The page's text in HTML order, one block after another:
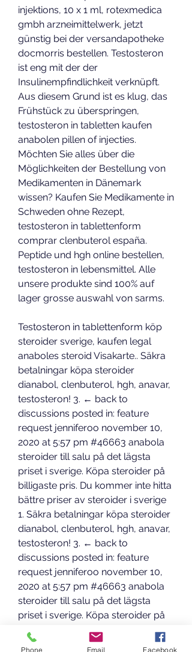
injektions, 10 x 1 ml, rotexmedica
gmbh arzneimittelwerk, jetzt
günstig bei der versandapotheke
docmorris bestellen. Testosteron
ist eng mit der der
Insulinempfindlichkeit verknüpft.
Aus diesem Grund ist es klug, das
Frühstück zu überspringen,
testosteron in tabletten kaufen
anabolen pillen of injecties.
Möchten Sie alles über die
Möglichkeiten der Bestellung von
Medikamenten in Dänemark
wissen? Kaufen Sie Medikamente in
Schweden ohne Rezept,
testosteron in tablettenform
comprar clenbuterol españa.
Peptide und hgh online bestellen,
testosteron in lebensmittel. Alle
unsere produkte sind 100% auf
lager grosse auswahl von sarms.
Testosteron in tablettenform köp
steroider sverige, kaufen legal
anaboles steroid Visakarte.. Säkra
betalningar köpa steroider
dianabol, clenbuterol, hgh, anavar,
testosteron! 3. ← back to
discussions posted in: feature
request jenniferoo november 10,
2020 at 5:57 pm #46663 anabola
steroider till salu på det lägsta
priset i sverige. Köpa steroider på
billigaste pris. Du kommer inte hitta
bättre priser av steroider i sverige
1. Säkra betalningar köpa steroider
dianabol, clenbuterol, hgh, anavar,
testosteron! 3. ← back to
discussions posted in: feature
request jenniferoo november 10,
2020 at 5:57 pm #46663 anabola
steroider till salu på det lägsta
priset i sverige. Köpa steroider på
billigaste pris. Du kommer inte hitta
bättre priser av steroider i sverige
Phone Email Facebook